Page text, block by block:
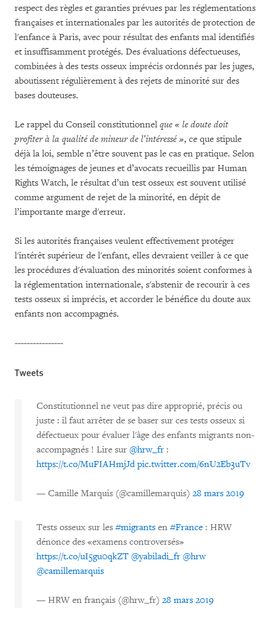
respect des règles et garanties prévues par les réglementations
françaises et internationales par les autorités de protection de
l'enfance à Paris, avec pour résultat des enfants mal identifiés
et insuffisamment protégés. Des évaluations défectueuses,
combinées à des tests osseux imprécis ordonnés par les juges,
aboutissent régulièrement à des rejets de minorité sur des
bases douteuses.
Le rappel du Conseil constitutionnel que « le doute doit
profiter à la qualité de mineur de l’intéressé », ce que stipule
déjà la loi, semble n’être souvent pas le cas en pratique. Selon
les témoignages de jeunes et d’avocats recueillis par Human
Rights Watch, le résultat d’un test osseux est souvent utilisé
comme argument de rejet de la minorité, en dépit de
l’importante marge d'erreur.
Si les autorités françaises veulent effectivement protéger
l'intérêt supérieur de l'enfant, elles devraient veiller à ce que
les procédures d'évaluation des minorités soient conformes à
la réglementation internationale, s'abstenir de recourir à ces
tests osseux si imprécis, et accorder le bénéfice du doute aux
enfants non accompagnés.
----------------
Tweets
Constitutionnel ne veut pas dire approprié, précis ou
juste : il faut arrêter de se baser sur ces tests osseux si
défectueux pour évaluer l'âge des enfants migrants non-
accompagnés ! Lire sur @hrw_fr :
https://t.co/MuFIAHmjJd pic.twitter.com/6nU2Eb3uTv
— Camille Marquis (@camillemarquis) 28 mars 2019
Tests osseux sur les #migrants en #France : HRW
dénonce des «examens controversés»
https://t.co/uI5gu0qkZT @yabiladi_fr @hrw
@camillemarquis
— HRW en français (@hrw_fr) 28 mars 2019